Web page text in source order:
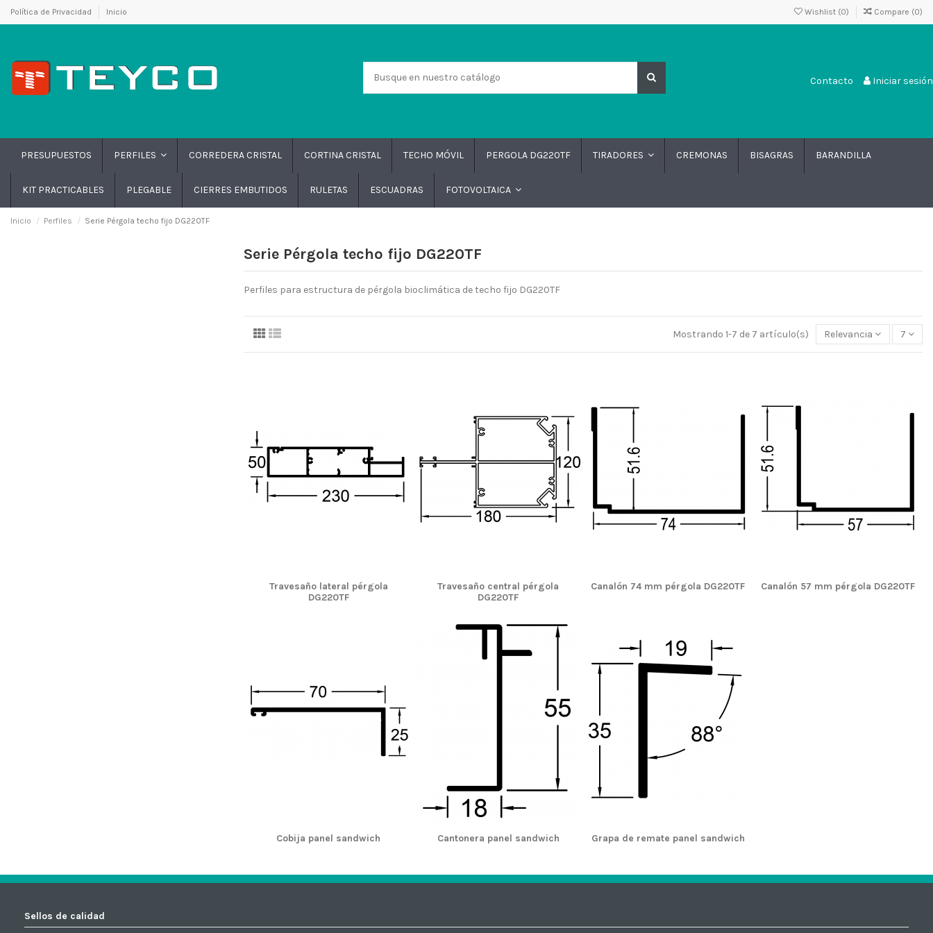
Política de Privacidad Inicio Wishlist (0) Compare (0)
Contacto Iniciar sesión
PRESUPUESTOS PERFILES CORREDERA CRISTAL CORTINA CRISTAL TECHO MÓVIL PERGOLA DG220TF TIRADORES CREMONAS BISAGRAS BARANDILLA
KIT PRACTICABLES PLEGABLE CIERRES EMBUTIDOS RULETAS ESCUADRAS FOTOVOLTAICA
Inicio Perfiles Serie Pérgola techo fijo DG220TF
Serie Pérgola techo fijo DG220TF
Perfiles para estructura de pérgola bioclimática de techo fijo DG220TF
Mostrando 1-7 de 7 artículo(s) Relevancia 7
Travesaño lateral pérgola
DG220TF
Travesaño central pérgola
DG220TF
Canalón 74 mm pérgola DG220TF Canalón 57 mm pérgola DG220TF
Cobija panel sandwich Cantonera panel sandwich Grapa de remate panel sandwich
Sellos de calidad